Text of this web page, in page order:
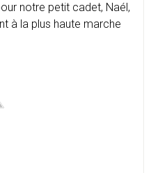
notre petit cadet, Naél,
à la plus haute marche